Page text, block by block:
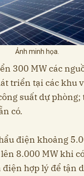
Ảnh minh họa.
300 MW các
triển tại các khu
suất dự phòng;
có.
điện khoảng
lên 8.000 MW khi
hợp lý để tận